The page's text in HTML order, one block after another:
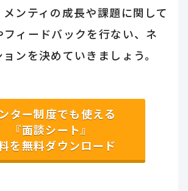
ンティの成長や課題に関して
フィードバックを行ない、ネ
ンを決めていきましょう。
ター制度でも使える
『面談シート』
を無料ダウンロード